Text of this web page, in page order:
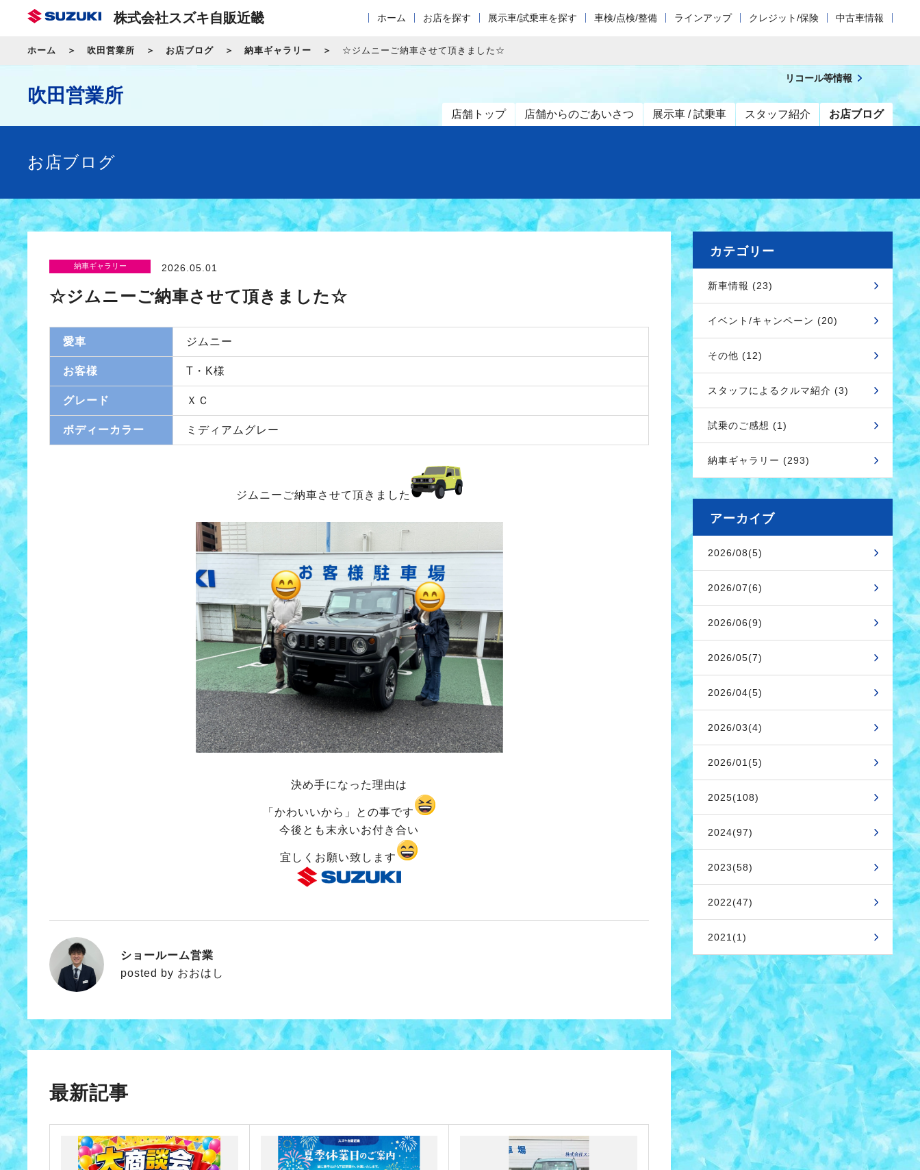
株式会社スズキ自販近畿 ホーム お店を探す 展示車/試乗車を探す 車検/点検/整備 ラインアップ クレジット/保険 中古車情報
ホーム 吹田営業所 お店ブログ 納車ギャラリー ☆ジムニーご納車させて頂きました☆
吹田営業所
店舗トップ 店舗からのごあいさつ 展示車 / 試乗車 スタッフ紹介 お店ブログ
リコール等情報
お店ブログ
納車ギャラリー 2026.05.01
☆ジムニーご納車させて頂きました☆
愛車 ジムニー
お客様 T・K様
グレード ＸＣ
ボディーカラー ミディアムグレー
ジムニーご納車させて頂きました
決め手になった理由は
「かわいいから」との事です
今後とも末永いお付き合い
宜しくお願い致します
おおはし
ショールーム営業
posted by おおはし
最新記事
カテゴリー
新車情報 (23)
イベント/キャンペーン (20)
その他 (12)
スタッフによるクルマ紹介 (3)
試乗のご感想 (1)
納車ギャラリー (293)
アーカイブ
2026/08(5)
2026/07(6)
2026/06(9)
2026/05(7)
2026/04(5)
2026/03(4)
2026/01(5)
2025(108)
2024(97)
2023(58)
2022(47)
2021(1)